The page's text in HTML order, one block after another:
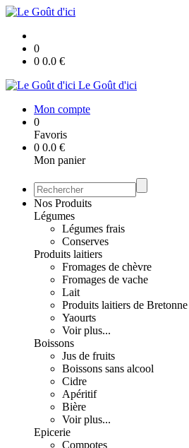
0
0 0.0 €
Le Goût d'ici
Mon compte
0
Favoris
0 0.0 €
Mon panier
Nos Produits
Légumes
Légumes frais
Conserves
Produits laitiers
Fromages de chèvre
Fromages de vache
Lait
Produits laitiers de
Yaourts
Voir plus...
Boissons
Jus de fruits
Boissons sans alcool
Cidre
Apéritif
Bière
Voir plus...
Epicerie
Compotes